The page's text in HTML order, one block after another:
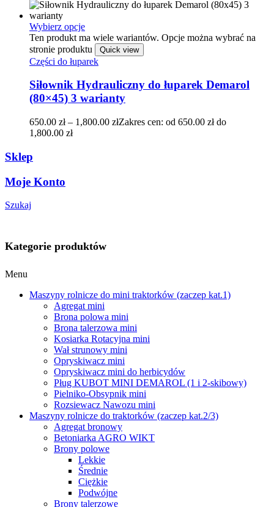
Wybierz opcje
Ten produkt ma wiele wariantów. Opcje można wybrać na
stronie produktu
Quick view
Części do łuparek
Siłownik Hydrauliczny do łuparek Demarol
(80×45) 3 warianty
650.00 zł – 1,800.00 złZakres cen: od 650.00 zł do
1,800.00 zł
Sklep
Moje Konto
Szukaj
Kategorie produktów
Menu
Maszyny rolnicze do mini traktorków (zaczep kat.1)
Agregat mini
Brona polowa mini
Brona talerzowa mini
Kosiarka Rotacyjna mini
Wał strunowy mini
Opryskiwacz mini
Opryskiwacz mini do herbicydów
Pług KUBOT MINI DEMAROL (1 i 2-skibowy)
Pielniko-Obsypnik mini
Rozsiewacz Nawozu mini
Maszyny rolnicze do traktorków (zaczep kat.2/3)
Agregat bronowy
Betoniarka AGRO WIKT
Brony polowe
Lekkie
Średnie
Ciężkie
Podwójne
Brony talerzowe